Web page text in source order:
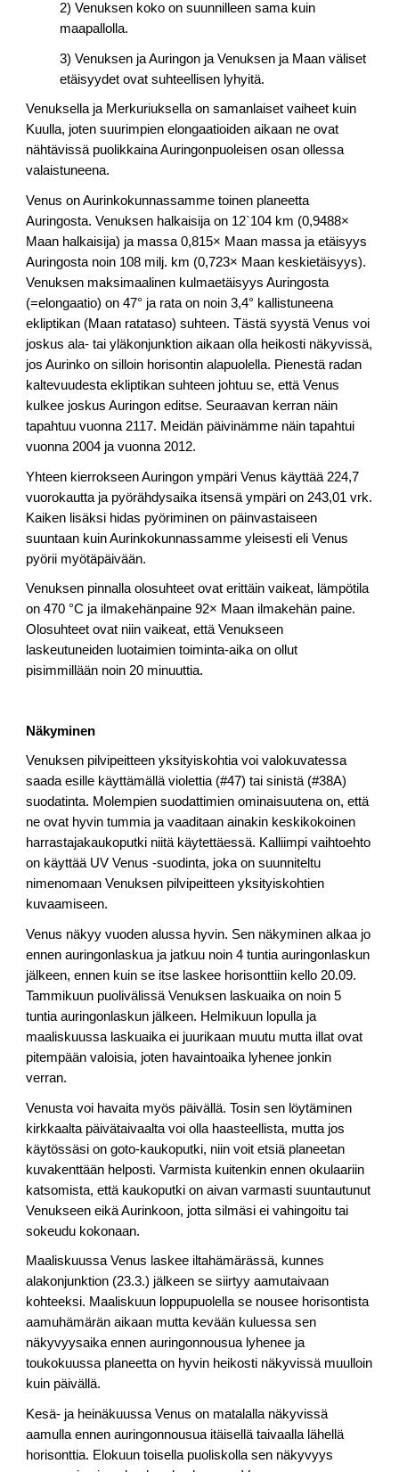
2) Venuksen koko on suunnilleen sama kuin
maapallolla.
3) Venuksen ja Auringon ja Venuksen ja Maan väliset
etäisyydet ovat suhteellisen lyhyitä.
Venuksella ja Merkuriuksella on samanlaiset vaiheet kuin
Kuulla, joten suurimpien elongaatioiden aikaan ne ovat
nähtävissä puolikkaina Auringonpuoleisen osan ollessa
valaistuneena.
Venus on Aurinkokunnassamme toinen planeetta
Auringosta. Venuksen halkaisija on 12`104 km (0,9488×
Maan halkaisija) ja massa 0,815× Maan massa ja etäisyys
Auringosta noin 108 milj. km (0,723× Maan keskietäisyys).
Venuksen maksimaalinen kulmaetäisyys Auringosta
(=elongaatio) on 47° ja rata on noin 3,4° kallistuneena
ekliptikan (Maan ratataso) suhteen. Tästä syystä Venus voi
joskus ala- tai yläkonjunktion aikaan olla heikosti näkyvissä,
jos Aurinko on silloin horisontin alapuolella. Pienestä radan
kaltevuudesta ekliptikan suhteen johtuu se, että Venus
kulkee joskus Auringon editse. Seuraavan kerran näin
tapahtuu vuonna 2117. Meidän päivinämme näin tapahtui
vuonna 2004 ja vuonna 2012.
Yhteen kierrokseen Auringon ympäri Venus käyttää 224,7
vuorokautta ja pyörähdysaika itsensä ympäri on 243,01 vrk.
Kaiken lisäksi hidas pyöriminen on päinvastaiseen
suuntaan kuin Aurinkokunnassamme yleisesti eli Venus
pyörii myötäpäivään.
Venuksen pinnalla olosuhteet ovat erittäin vaikeat, lämpötila
on 470 °C ja ilmakehänpaine 92× Maan ilmakehän paine.
Olosuhteet ovat niin vaikeat, että Venukseen
laskeutuneiden luotaimien toiminta-aika on ollut
pisimmillään noin 20 minuuttia.
Näkyminen
Venuksen pilvipeitteen yksityiskohtia voi valokuvatessa
saada esille käyttämällä violettia (#47) tai sinistä (#38A)
suodatinta. Molempien suodattimien ominaisuutena on, että
ne ovat hyvin tummia ja vaaditaan ainakin keskikokoinen
harrastajakaukoputki niitä käytettäessä. Kalliimpi vaihtoehto
on käyttää UV Venus -suodinta, joka on suunniteltu
nimenomaan Venuksen pilvipeitteen yksityiskohtien
kuvaamiseen.
Venus näkyy vuoden alussa hyvin. Sen näkyminen alkaa jo
ennen auringonlaskua ja jatkuu noin 4 tuntia auringonlaskun
jälkeen, ennen kuin se itse laskee horisonttiin kello 20.09.
Tammikuun puolivälissä Venuksen laskuaika on noin 5
tuntia auringonlaskun jälkeen. Helmikuun lopulla ja
maaliskuussa laskuaika ei juurikaan muutu mutta illat ovat
pitempään valoisia, joten havaintoaika lyhenee jonkin
verran.
Venusta voi havaita myös päivällä. Tosin sen löytäminen
kirkkaalta päivätaivaalta voi olla haasteellista, mutta jos
käytössäsi on goto-kaukoputki, niin voit etsiä planeetan
kuvakenttään helposti. Varmista kuitenkin ennen okulaariin
katsomista, että kaukoputki on aivan varmasti suuntautunut
Venukseen eikä Aurinkoon, jotta silmäsi ei vahingoitu tai
sokeudu kokonaan.
Maaliskuussa Venus laskee iltahämärässä, kunnes
alakonjunktion (23.3.) jälkeen se siirtyy aamutaivaan
kohteeksi. Maaliskuun loppupuolella se nousee horisontista
aamuhämärän aikaan mutta kevään kuluessa sen
näkyvyysaika ennen auringonnousua lyhenee ja
toukokuussa planeetta on hyvin heikosti näkyvissä muulloin
kuin päivällä.
Kesä- ja heinäkuussa Venus on matalalla näkyvissä
aamulla ennen auringonnousua itäisellä taivaalla lähellä
horisonttia. Elokuun toisella puoliskolla sen näkyvyys